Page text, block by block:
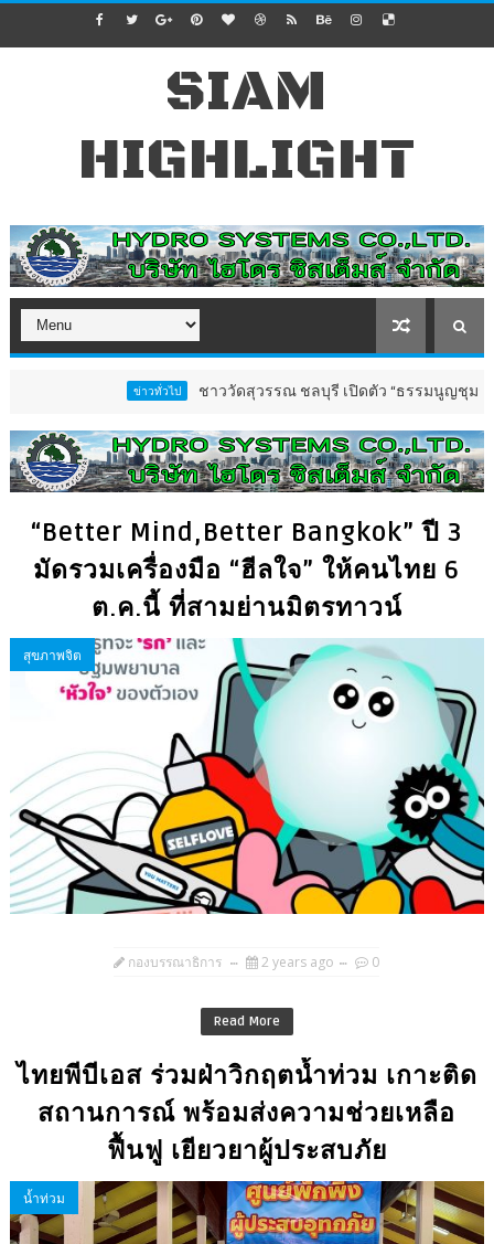
SIAM
HIGHLIGHT
ชาววัดสุวรรณ ชลบุรี เปิดตัว “ธรรมนูญชุมชนตำบลวัดสุว
“Better Mind,Better Bangkok” ปี 3
มัดรวมเครื่องมือ “ฮีลใจ” ให้คนไทย 6
ต.ค.นี้ ที่สามย่านมิตรทาวน์
สุขภาพจิต
กองบรรณาธิการ 2 years ago 0
Read More
ไทยพีบีเอส ร่วมฝ่าวิกฤตน้ำท่วม เกาะติด
สถานการณ์ พร้อมส่งความช่วยเหลือ
ฟื้นฟู เยียวยาผู้ประสบภัย
น้ำท่วม